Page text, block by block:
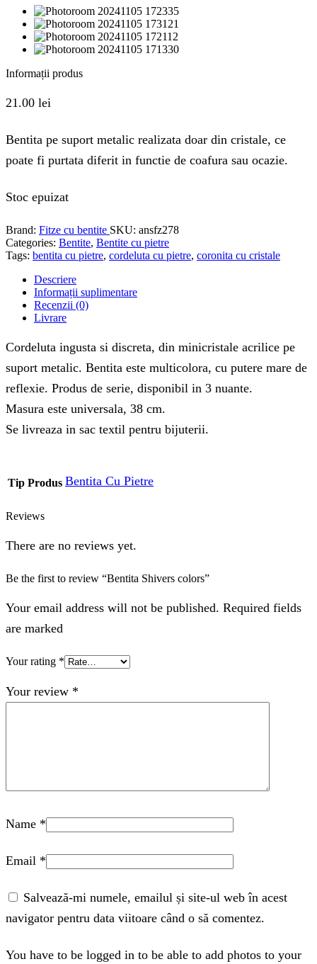
Informații produs
21.00 lei
Bentita pe suport metalic realizata doar din cristale, ce
poate fi purtata diferit in functie de coafura sau ocazie.
Stoc epuizat
Brand: Fitze cu bentite SKU: ansfz278
Categories: Bentite, Bentite cu pietre
Tags: bentita cu pietre, cordeluta cu pietre, coronita cu cristale
Descriere
Informații suplimentare
Recenzii (0)
Livrare
Cordeluta ingusta si discreta, din minicristale acrilice pe
suport metalic. Bentita este multicolora, cu putere mare de
reflexie. Produs de serie, disponibil in 3 nuante.
Masura este universala, 38 cm.
Se livreaza in sac textil pentru bijuterii.
Tip Produs Bentita Cu Pietre
Reviews
There are no reviews yet.
Be the first to review “Bentita Shivers colors”
Your email address will not be published. Required fields
are marked
Your rating *
Your review *
Name *
Email *
Salvează-mi numele, emailul și site-ul web în acest
navigator pentru data viitoare când o să comentez.
You have to be logged in to be able to add photos to your